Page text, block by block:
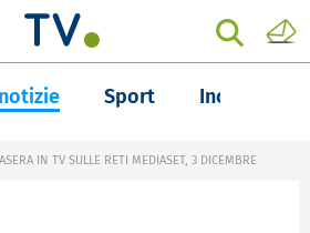
Sport Inchieste
IN TV SULLE RETI MEDIASET, 3 DICEMBRE